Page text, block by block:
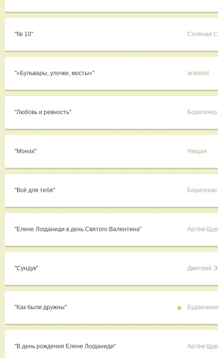
"№ 10" Солёная
"«Бульвары, улочки, мосты»" antrekot
"Любовь и ревность"
"Монах" Нищая
"Всё для тебя"
"Елене Логданиди в день Святого Валентина" Артём
"Сундук" Дмитрий
"Как были дружны"
"В день рождения Елене Логданиди" Артём